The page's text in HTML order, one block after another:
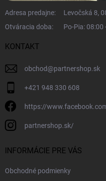
Adresa predajne:
Levočská 8,
Otváracia doba:
Po-Pia: 08:00
KONTAKT
obchod@partnershop.sk
+421 948 330 608
https://
partnershop.sk/
INFORMÁCIE PRE VÁS
Obchodné podmienky